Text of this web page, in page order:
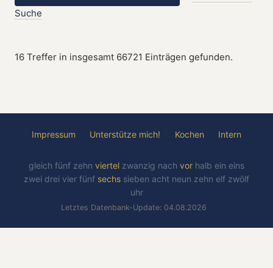
Suche
16 Treffer in insgesamt 66721 Einträgen gefunden.
Impressum Unterstütze mich! Kochen Intern
gleich fünf zehn viertel zwanzig nach vor halb ein eins
zwei drei vier fünf sechs sieben acht neun zehn elf zwölf
uhr
Letztes Datenbank-Update: 04.08.2026